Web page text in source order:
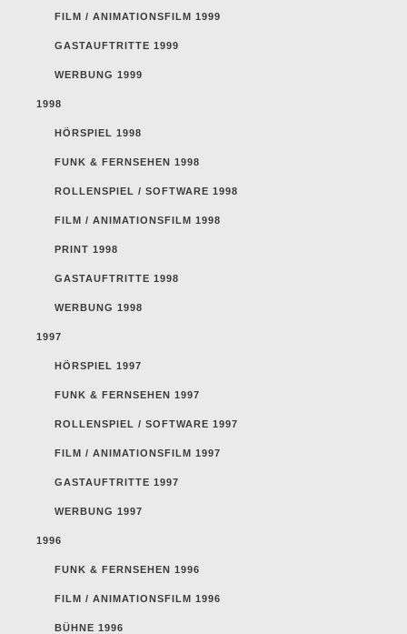
FILM / ANIMATIONSFILM 1999
GASTAUFTRITTE 1999
WERBUNG 1999
1998
HÖRSPIEL 1998
FUNK & FERNSEHEN 1998
ROLLENSPIEL / SOFTWARE 1998
FILM / ANIMATIONSFILM 1998
PRINT 1998
GASTAUFTRITTE 1998
WERBUNG 1998
1997
HÖRSPIEL 1997
FUNK & FERNSEHEN 1997
ROLLENSPIEL / SOFTWARE 1997
FILM / ANIMATIONSFILM 1997
GASTAUFTRITTE 1997
WERBUNG 1997
1996
FUNK & FERNSEHEN 1996
FILM / ANIMATIONSFILM 1996
BÜHNE 1996